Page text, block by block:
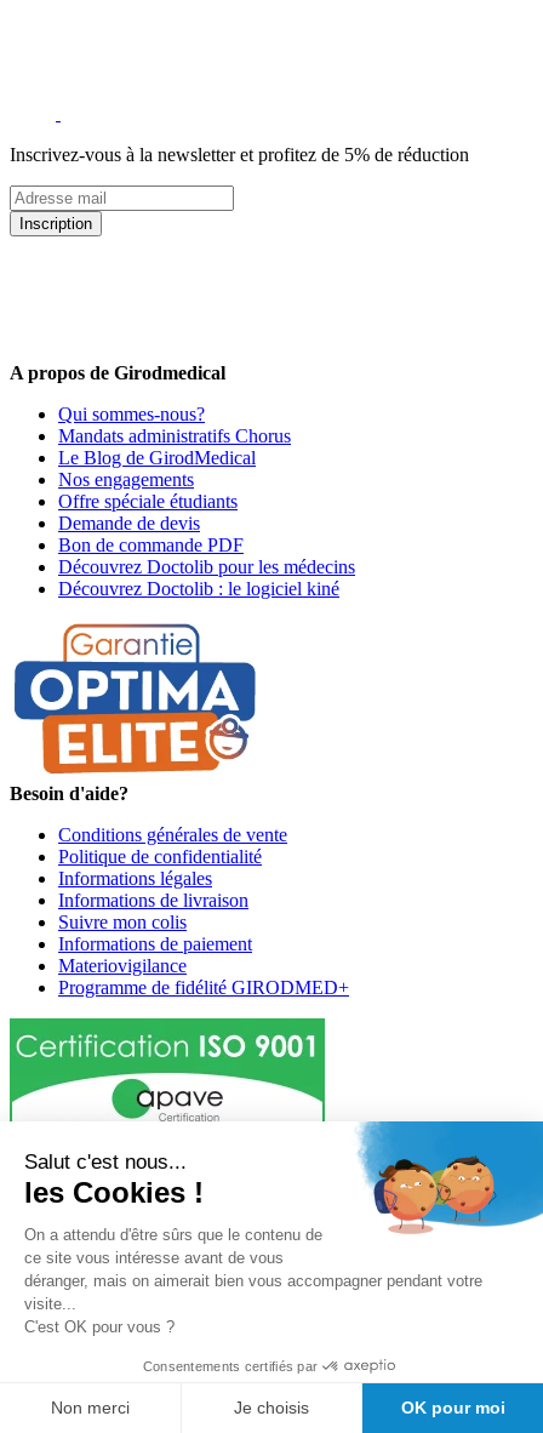
Inscrivez-vous à la newsletter et profitez de 5% de réduction
Inscription
A propos de Girodmedical
Qui sommes-nous?
Mandats administratifs Chorus
Le Blog de GirodMedical
Nos engagements
Offre spéciale étudiants
Demande de devis
Bon de commande PDF
Découvrez Doctolib pour les médecins
Découvrez Doctolib : le logiciel kiné
Besoin d'aide?
Conditions générales de vente
Politique de confidentialité
Informations légales
Informations de livraison
Suivre mon colis
Informations de paiement
Materiovigilance
Programme de fidélité GIRODMED+
Girodmedical est également présent dans 23 pays
Tous les dispositifs médicaux présentés sur ce site sont conformes
aux articles L 5213-3du code de la santé publique et à l'arrêté du
21 décembre 2012 fixant la liste des dispositifs médicaux autorisés à
faire l'objet d'une publicité auprès du public, ainsi qu'à l'article
5213-1du code de la santé publique. Par conséquent, ils peuvent
être légalement promus et rendus accessibles au public.
Salut c'est nous...
les Cookies !
On a attendu d'être sûrs que le contenu de
ce site vous intéresse avant de vous
déranger, mais on aimerait bien vous accompagner pendant votre
visite...
C'est OK pour vous ?
Consentements certifiés par
Non merci Je choisis OK pour moi